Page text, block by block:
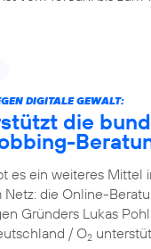
DIGITALE GEWALT:
die
es ein weiteres Mittel
die Online-
Gründers Lukas
/ O2